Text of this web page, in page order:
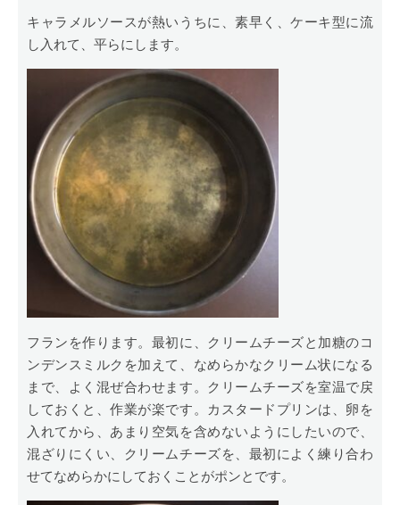
キャラメルソースが熱いうちに、素早く、ケーキ型に流
し入れて、平らにします。
フランを作ります。最初に、クリームチーズと加糖のコ
ンデンスミルクを加えて、なめらかなクリーム状になる
まで、よく混ぜ合わせます。クリームチーズを室温で戻
しておくと、作業が楽です。カスタードプリンは、卵を
入れてから、あまり空気を含めないようにしたいので、
混ざりにくい、クリームチーズを、最初によく練り合わ
せてなめらかにしておくことがポンとです。